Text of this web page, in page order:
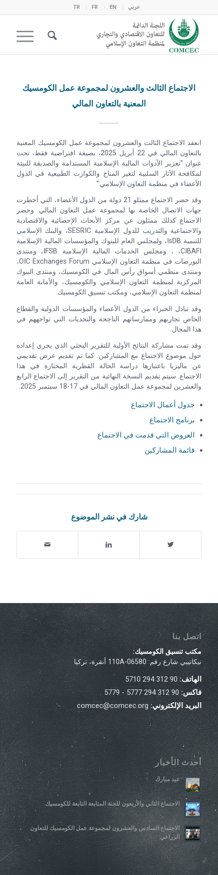
عربي EN
FR
TR
الاجتماع الثالث والعشرون لمجموعة عمل الكومسيك
المعنية بالتعاون المالي
انعقد الاجتماع الثالث والعشرون لمجموعة عمل الكومسيك المعنية
بالتعاون المالي في 22 أبريل 2025، بصيغة افتراضية فقط، تحت
عنوان ”تعزيز الأدوات المالية الإسلامية المستدامة والصديقة للبيئة
لمكافحة الآثار السلبية لتغير المناخ والكوارث الطبيعية في الدول
الأعضاء في منظمة التعاون الإسلامي.“
وقد حضر الاجتماع ممثلو 21 دولة من الدول الأعضاء، التي أخطرت
جهات الاتصال الخاصة بها لمجموعة عمل التعاون المالي. وحضر
الاجتماع كذلك ممثلون عن مركز الأبحاث الإحصائية والاقتصادية
والاجتماعية والتدريب للدول الإسلامية SESRIC، والبنك الإسلامي
للتنمية IsDB، ولمجلس العام للبنوك والمؤسسات المالية الإسلامية
CIBAFI، ، ومجلس الخدمات المالية الإسلامية IFSB، ومنتدى
البورصات في منظمة التعاون الإسلامي OIC Exchanges Forum،
ومنتدى منظمي أسواق رأس المال في الكومسيك، ومنتدى البنوك
المركزية لمنظمة التعاون الإسلامي والكومسيك، والأمانة العامة
لمنظمة التعاون الإسلامي، ومكتب تنسيق الكومسيك.
وقد تبادل الخبراء من الدول الأعضاء والمؤسسات الدولية والقطاع
الخاص تجاربهم وممارساتهم الناجحة والتحديات التي تواجههم في
هذا المجال.
وقد تمت مشاركة النتائج الأولية للتقرير البحثي الذي يجري إعداده
حول موضوع الاجتماع مع المشاركين. كما تم تقديم عرض تقديمي
عن ماليزيا باعتبارها دراسة الحالة القطرية المختارة في هذا
الاجتماع. سيتم تقديم النسخة النهائية من التقرير إلى الاجتماع الرابع
والعشرين لمجموعة عمل التعاون المالي في 17-18 سبتمبر 2025.
جدول أعمال الاجتماع
برنامج الاجتماع
العروض التي قدمت في الاجتماع
قائمة المشاركين
شارك في نشر الموضوع
اتصل بنا
مكتب تنسيق الكومسيك:
نيكاتيبي شارع رقم: 110A-06580 أنقرة، تركيا
الهاتف:90 312 294 5710
فاكس:90 312 294 5777 - 5779
البريد الإلكتروني: comcec@comcec.org
أحدث الأخبار
عيد مبارك
الاجتماع الثاني والأربعون للجنة المتابعة التابعة للكومسيك
الاجتماع السادس والعشرون لمجموعة عمل الكومسيك للتعاون
الزراعي